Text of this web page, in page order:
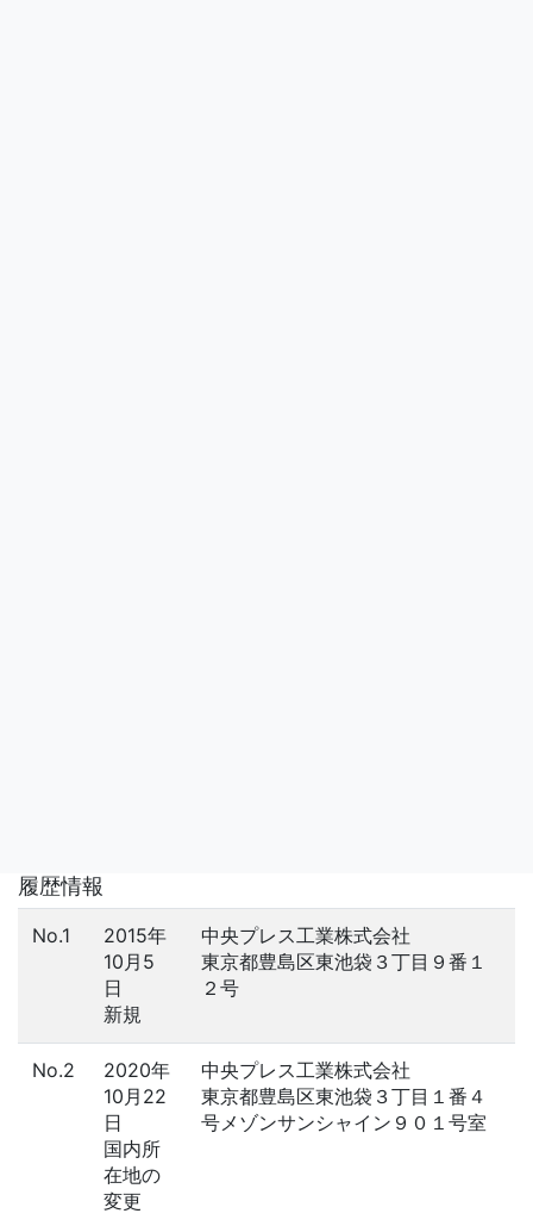
履歴情報
No.1
2015年
10月5
日
新規
中央プレス工業株式会社
東京都豊島区東池袋３丁目９番１
２号
No.2
2020年
10月22
日
国内所
在地の
変更
中央プレス工業株式会社
東京都豊島区東池袋３丁目１番４
号メゾンサンシャイン９０１号室